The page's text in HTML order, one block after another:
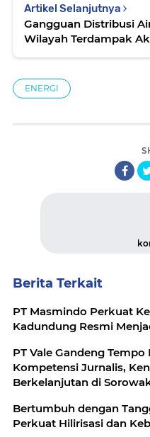
Artikel Selanjutnya
Gangguan Distribusi
Wilayah Terdampak
ENERGI
Berita Terkait
PT Masmindo Perkuat
Kadundung Resmi
PT Vale Gandeng
Kompetensi Jurnalis,
Berkelanjutan di
Bertumbuh dengan
Perkuat Hilirisasi dan